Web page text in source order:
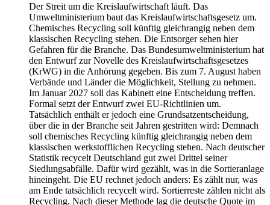
Der Streit um die Kreislaufwirtschaft läuft. Das
Umweltministerium baut das Kreislaufwirtschaftsgesetz um.
Chemisches Recycling soll künftig gleichrangig neben dem
klassischen Recycling stehen. Die Entsorger sehen hier
Gefahren für die Branche. Das Bundesumweltministerium hat
den Entwurf zur Novelle des Kreislaufwirtschaftsgesetzes
(KrWG) in die Anhörung gegeben. Bis zum 7. August haben
Verbände und Länder die Möglichkeit, Stellung zu nehmen.
Im Januar 2027 soll das Kabinett eine Entscheidung treffen.
Formal setzt der Entwurf zwei EU-Richtlinien um.
Tatsächlich enthält er jedoch eine Grundsatzentscheidung,
über die in der Branche seit Jahren gestritten wird: Demnach
soll chemisches Recycling künftig gleichrangig neben dem
klassischen werkstofflichen Recycling stehen. Nach deutscher
Statistik recycelt Deutschland gut zwei Drittel seiner
Siedlungsabfälle. Dafür wird gezählt, was in die Sortieranlage
hineingeht. Die EU rechnet jedoch anders: Es zählt nur, was
am Ende tatsächlich recycelt wird. Sortierreste zählen nicht als
Recycling. Nach dieser Methode lag die deutsche Quote im